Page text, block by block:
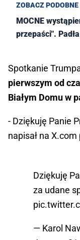
ZOBACZ PODOBNE
MOCNE
przepaści".
Spotkanie
pierwszym od
Białym Domu w
- Dziękuję Panie
napisał na
Dziękuję
za udane
— Karol